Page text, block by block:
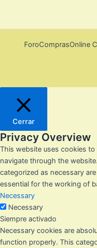
ForoComprasOnline
Cerrar
Privacy Overview
This website uses cookies
navigate through the
categorized as necessary
essential for the working of
Necessary
Necessary
Siempre activado
Necessary cookies are
function properly. This